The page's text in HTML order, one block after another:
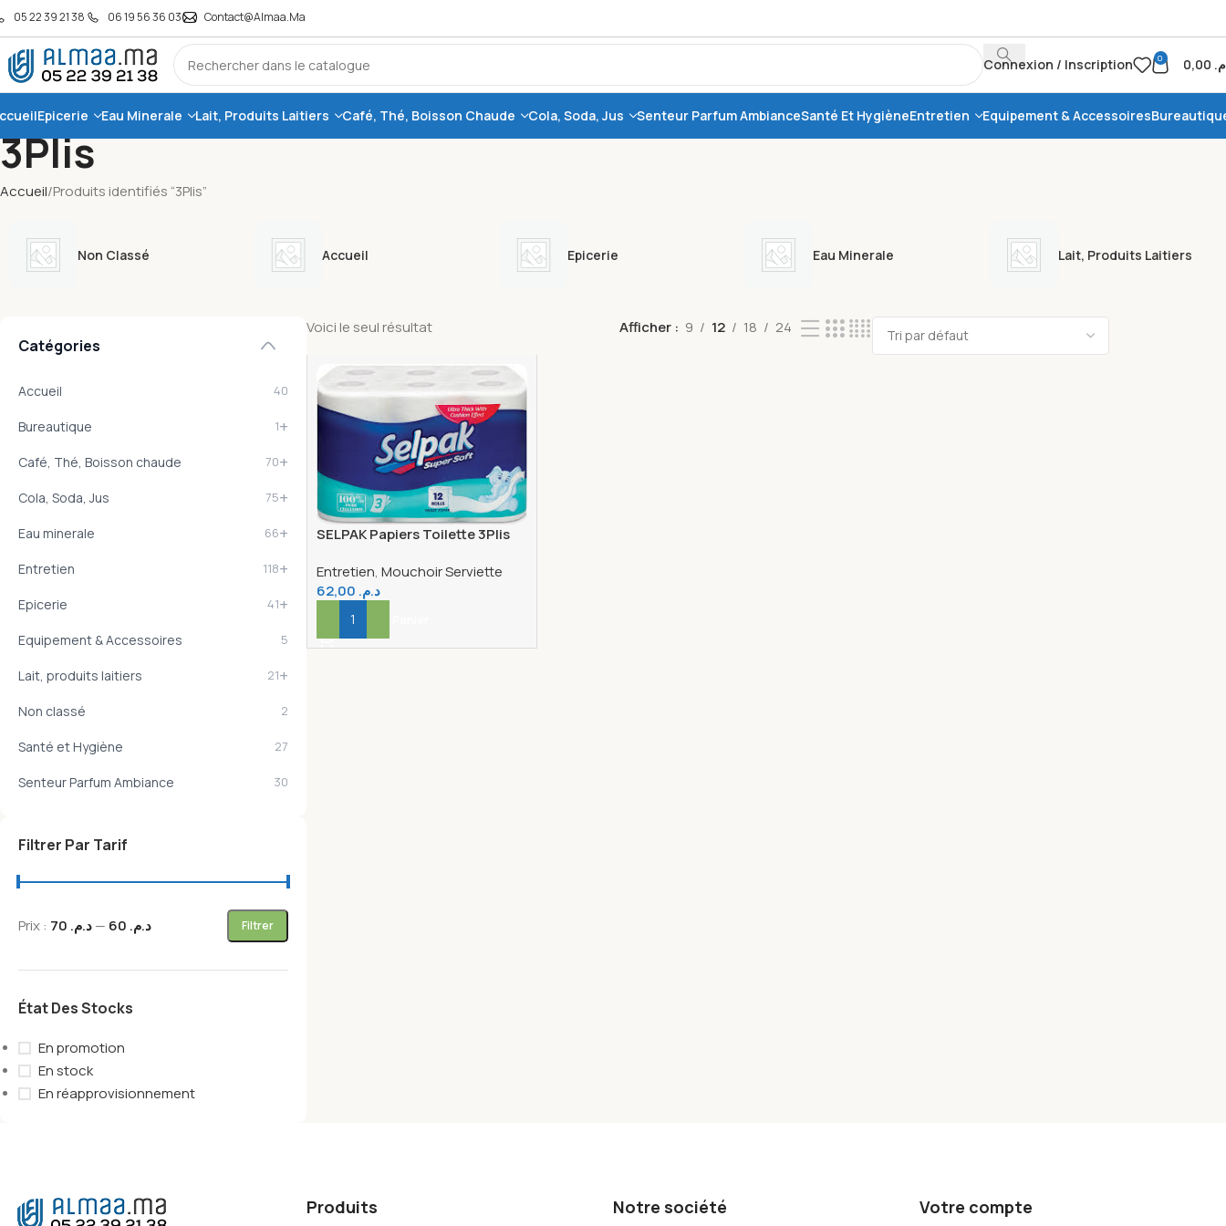
05 22 39 21 38 06 19 56 36 03 Contact@almaa.ma
Connexion / Inscription 0
Epicerie Eau Minerale Lait, Produits Laitiers Café, Thé, Boisson Chaude Cola, Soda, Jus Senteur Parfum AmbianceSanté Et HygièneEntretien Equipement & Accessoires
3Plis
Accueil Produits identifiés “3Plis”
Non Classé Accueil Epicerie Eau Minerale Lait, Produits Laitiers
Catégories
Accueil 40
Bureautique 1+
Café, Thé, Boisson chaude 70+
Cola, Soda, Jus 75+
Eau minerale 66+
Entretien 118+
Epicerie 41+
Equipement & Accessoires 5
Lait, produits laitiers 21+
Non classé 2
Santé et Hygiène 27
Senteur Parfum Ambiance 30
Filtrer Par Tarif
Filtrer
Prix : د.م. 60 —د.م. 70
État Des Stocks
En promotion
En stock
En réapprovisionnement
Voici le seul résultat Afficher 9 12 18 24
SELPAK Papiers Toilette 3Plis
Entretien, Mouchoir Serviette
د.م.
Ajouter Au Panier
Produits Notre société Votre compte